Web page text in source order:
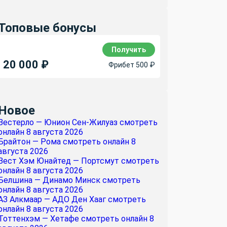
бонусы
Получить
20 000 ₽ Фрибет 500 ₽
— Юнион Сен-Жилуаз смотреть
8 августа 2026
— Рома смотреть онлайн 8
2026
Хэм Юнайтед — Портсмут смотреть
8 августа 2026
— Динамо Минск смотреть
8 августа 2026
Алкмаар — АДО Ден Хааг смотреть
8 августа 2026
— Хетафе смотреть онлайн 8